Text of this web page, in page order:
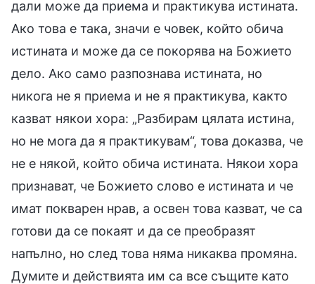
дали може да приема и практикува истината.
Ако това е така, значи е човек, който обича
истината и може да се покорява на Божието
дело. Ако само разпознава истината, но
никога не я приема и не я практикува, както
казват някои хора: „Разбирам цялата истина,
но не мога да я практикувам“, това доказва, че
не е някой, който обича истината. Някои хора
признават, че Божието слово е истината и че
имат покварен нрав, а освен това казват, че са
готови да се покаят и да се преобразят
напълно, но след това няма никаква промяна.
Думите и действията им са все същите като